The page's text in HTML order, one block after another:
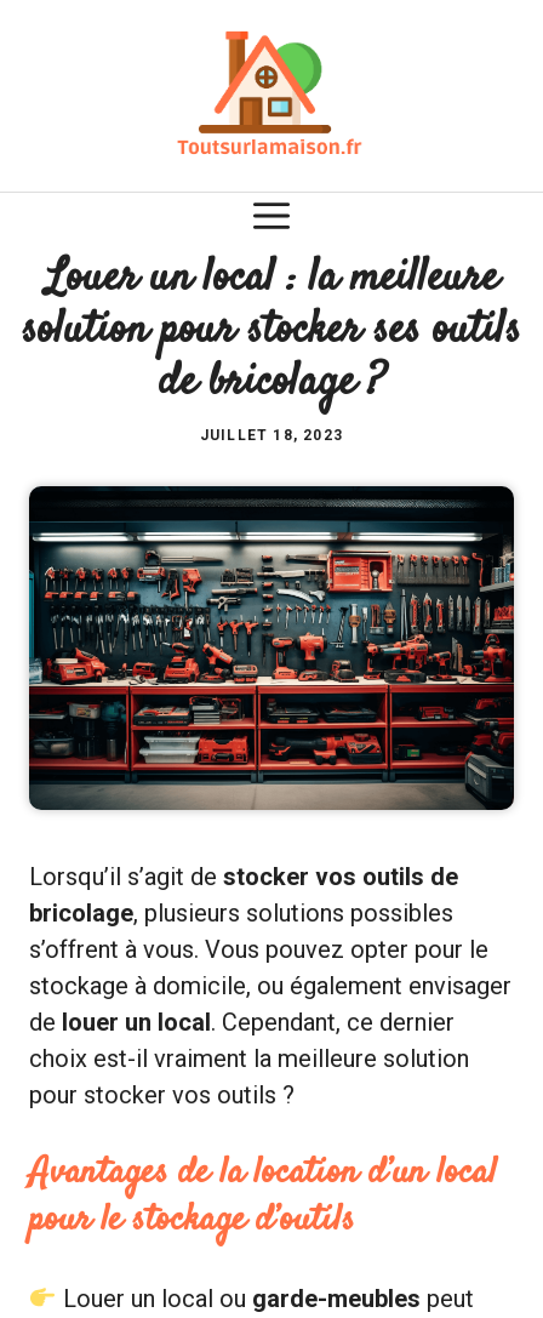
Louer un local : la meilleure
solution pour stocker ses outils
de bricolage ?
JUILLET 18, 2023
Lorsqu’il s’agit de stocker vos outils de
bricolage, plusieurs solutions possibles
s’offrent à vous. Vous pouvez opter pour le
stockage à domicile, ou également envisager
de louer un local. Cependant, ce dernier
choix est-il vraiment la meilleure solution
pour stocker vos outils ?
Avantages de la location d’un local
pour le stockage d’outils
Louer un local ou garde-meubles peut